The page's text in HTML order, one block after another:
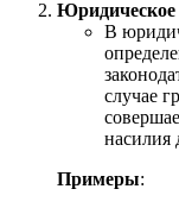
Юридическое
В
случае
насилия
Примеры: